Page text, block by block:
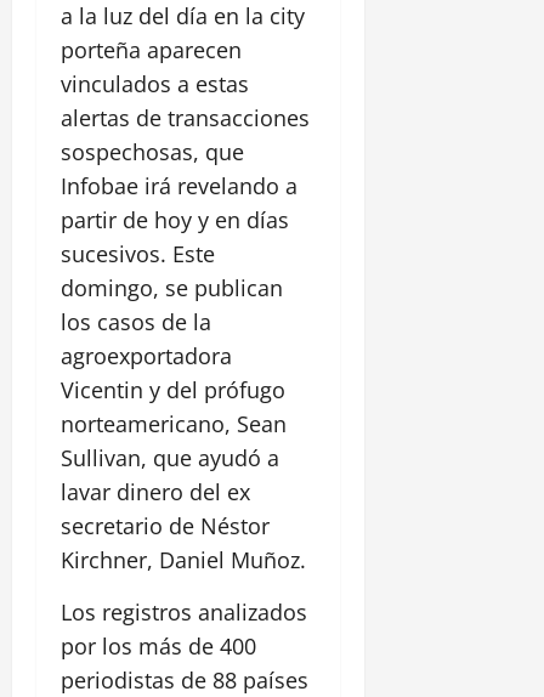
a la luz del día en la city
porteña aparecen
vinculados a estas
alertas de transacciones
sospechosas, que
Infobae irá revelando a
partir de hoy y en días
sucesivos. Este
domingo, se publican
los casos de la
agroexportadora
Vicentin y del prófugo
norteamericano, Sean
Sullivan, que ayudó a
lavar dinero del ex
secretario de Néstor
Kirchner, Daniel Muñoz.
Los registros analizados
por los más de 400
periodistas de 88 países